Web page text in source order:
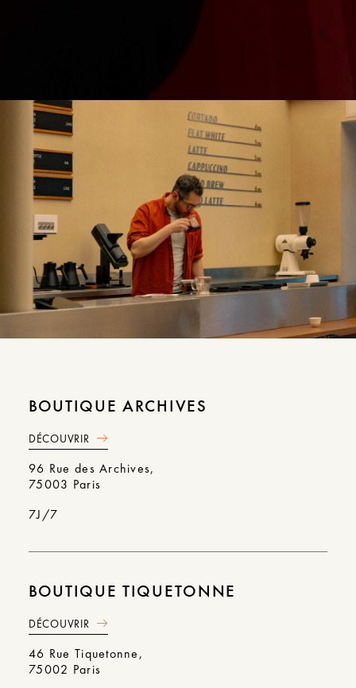
BOUTIQUE ARCHIVES
DÉCOUVRIR
96 Rue des Archives,
75003 Paris
7J/7
BOUTIQUE TIQUETONNE
DÉCOUVRIR
46 Rue Tiquetonne,
75002 Paris